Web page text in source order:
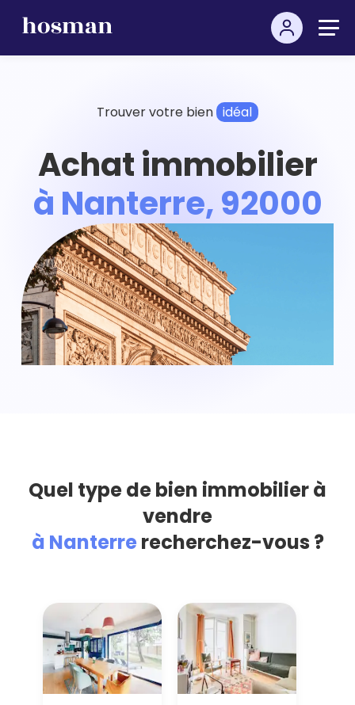
Trouver votre bien idéal
Achat immobilier
à Nanterre, 92000
Quel type de bien immobilier à
vendre
à Nanterre recherchez-vous ?